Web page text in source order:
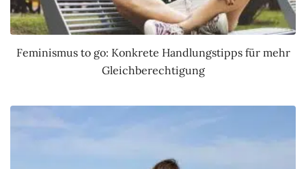
Feminismus to go: Konkrete Handlungstipps für mehr
Gleichberechtigung